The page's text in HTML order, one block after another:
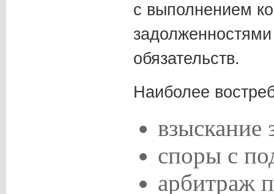
с выполнением
обязательств.
Наиболее
взыскание
споры с
арбитраж